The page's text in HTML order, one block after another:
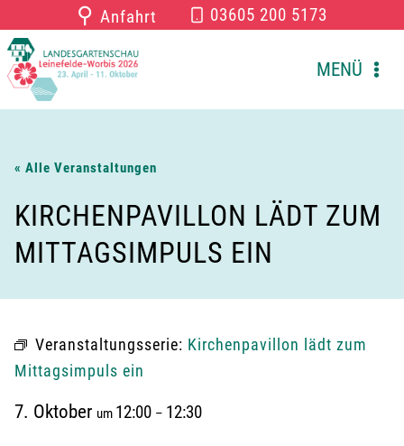
Inhalt
springen
⚲ Anfahrt 03605 200 5173
MENÜ
« Alle Veranstaltungen
KIRCHENPAVILLON LÄDT ZUM
MITTAGSIMPULS EIN
Veranstaltungsserie: Kirchenpavillon lädt zum
Mittagsimpuls ein
7. Oktober um 12:00 – 12:30